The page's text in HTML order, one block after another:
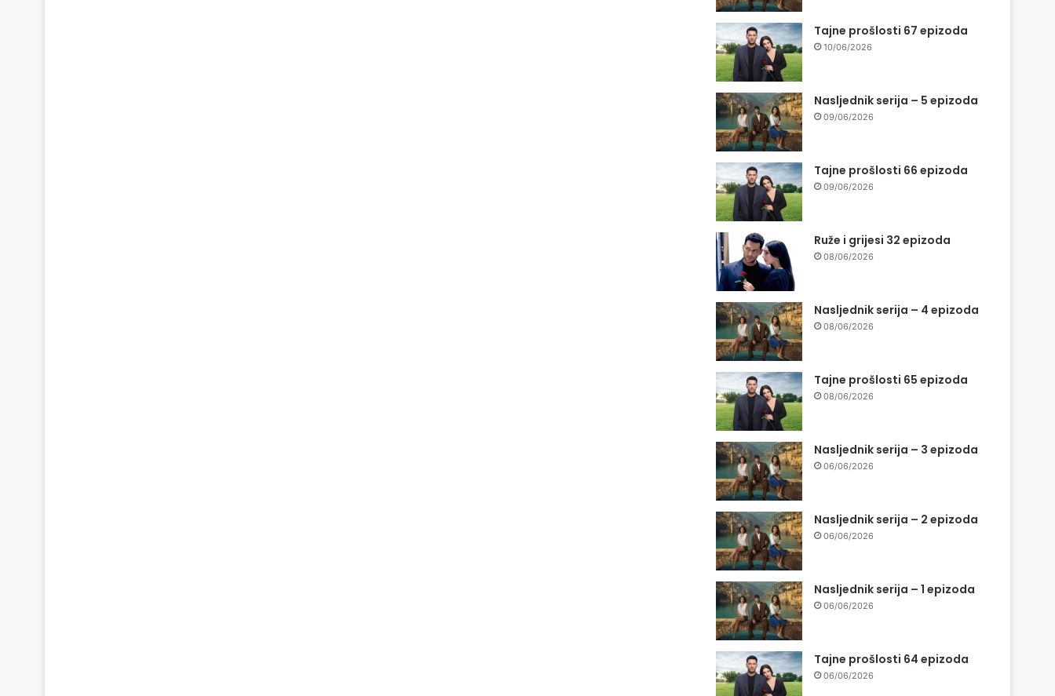
Tajne prošlosti 67 epizoda
10/06/2026
Nasljednik serija – 5 epizoda
09/06/2026
Tajne prošlosti 66 epizoda
09/06/2026
Ruže i grijesi 32 epizoda
08/06/2026
Nasljednik serija – 4 epizoda
08/06/2026
Tajne prošlosti 65 epizoda
08/06/2026
Nasljednik serija – 3 epizoda
06/06/2026
Nasljednik serija – 2 epizoda
06/06/2026
Nasljednik serija – 1 epizoda
06/06/2026
Tajne prošlosti 64 epizoda
06/06/2026